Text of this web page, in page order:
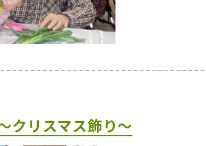
リスマス飾り～